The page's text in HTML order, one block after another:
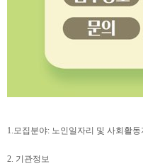
1.모집분야: 노인일자리 및 사회활동
2. 기관정보